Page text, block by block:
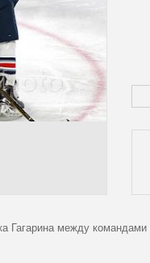
между командами